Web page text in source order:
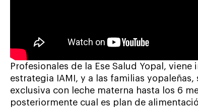
Profesionales de la Ese Salud Yopal,
estrategia IAMI, y a las familias
exclusiva con leche materna hasta los 6
posteriormente cual es plan de